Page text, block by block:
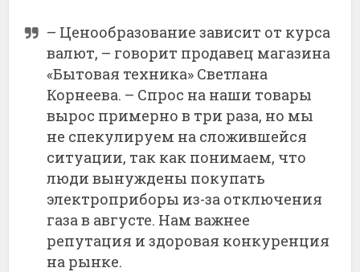
– Ценообразование зависит от курса
валют, – говорит продавец магазина
«Бытовая техника» Светлана
Корнеева. – Спрос на наши товары
вырос примерно в три раза, но мы
не спекулируем на сложившейся
ситуации, так как понимаем, что
люди вынуждены покупать
электроприборы из-за отключения
газа в августе. Нам важнее
репутация и здоровая конкуренция
на рынке.